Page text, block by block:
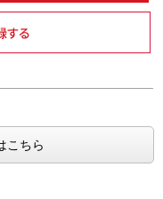
こちら